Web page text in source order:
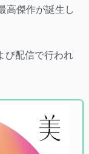
高傑作が誕生し
び配信で行われ